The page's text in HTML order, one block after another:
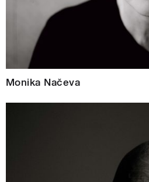
Monika Načeva